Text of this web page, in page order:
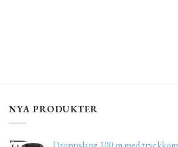
NYA PRODUKTER